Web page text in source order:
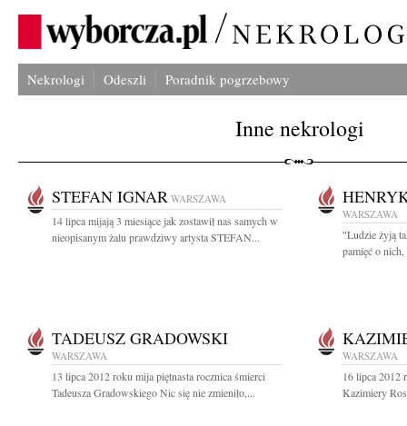
Nekrologi Odeszli Poradnik pogrzebowy
Inne nekrologi
STEFAN IGNAR WARSZAWA
14 lipca mijają 3 miesiące jak zostawił nas samych w
nieopisanym żalu prawdziwy artysta STEFAN...
WARSZAWA
"Ludzie żyją
pamięć o
TADEUSZ GRADOWSKI
WARSZAWA
13 lipca 2012 roku mija piętnasta rocznica śmierci
Tadeusza Gradowskiego Nic się nie zmieniło,...
WARSZAWA
16 lipca 2012
Kazimiery